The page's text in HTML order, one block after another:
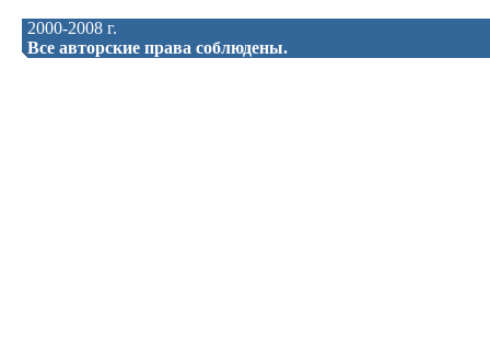
2000-2008 г.
Все авторские права соблюдены.